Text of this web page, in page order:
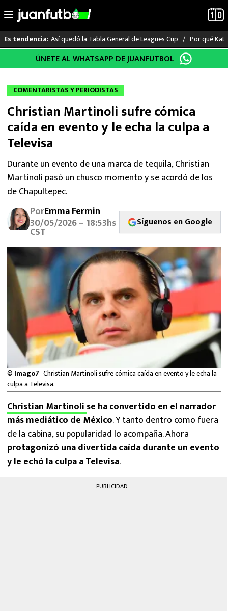
al
Es tendencia: Así quedó la Tabla General de Leagues Cup Por qué
LO ÚLTIMO
LIGA MX
RAYADOS
PUMAS
ATLANTE
SELECCIÓN MEXICANA
FUTBOL INTERNACIONAL
MEXICANOS EN EL EXTRANJERO
FUTBOL ESTUFA
FÓRMULA 1
BOXEO
LIGA MX
NFL
ÚNETE AL WHATSAPP DE JUANFUTBOL
COMENTARISTAS Y PERIODISTAS
Christian Martinoli sufre cómica
caída en evento y le echa la culpa a
Televisa
Durante un evento de una marca de tequila, Christian
Martinoli pasó un chusco momento y se acordó de los
de Chapultepec.
PorEmma Fermin
30/05/2026 – 18:53hs
CST
Síguenos en Google
© Imago7 Christian Martinoli sufre cómica caída en evento y le echa la
culpa a Televisa.
Christian Martinoli se ha convertido en el narrador
más mediático de México. Y tanto dentro como fuera
de la cabina, su popularidad lo acompaña. Ahora
protagonizó una divertida caída durante un evento
y le echó la culpa a Televisa.
PUBLICIDAD